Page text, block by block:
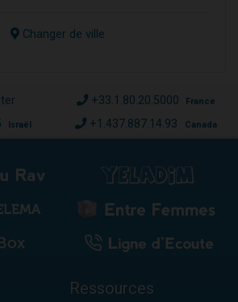
Changer de ville
+33.1.80.20.5000 France
Israël +1.437.887.14.93 Canada
Ressources